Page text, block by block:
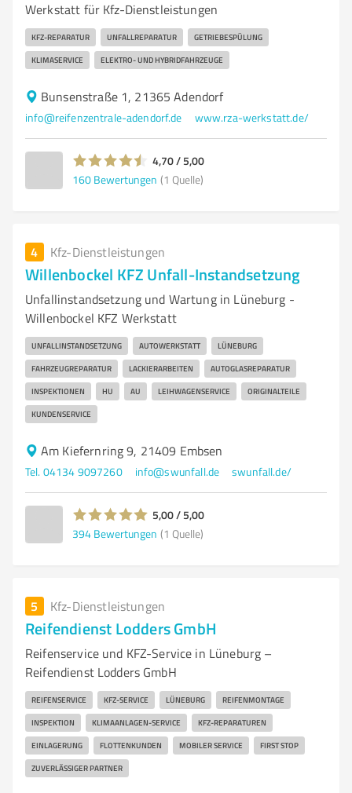
Werkstatt für Kfz-Dienstleistungen
KFZ-REPARATUR UNFALLREPARATUR GETRIEBESPÜLUNG
KLIMASERVICE ELEKTRO- UND HYBRIDFAHRZEUGE
Bunsenstraße 1, 21365 Adendorf
info@reifenzentrale-adendorf.de www.rza-werkstatt.de/
4,70 / 5,00
160 Bewertungen (1 Quelle)
4 Kfz-Dienstleistungen
Willenbockel KFZ Unfall-Instandsetzung
Unfallinstandsetzung und Wartung in Lüneburg -
Willenbockel KFZ Werkstatt
UNFALLINSTANDSETZUNG AUTOWERKSTATT LÜNEBURG
FAHRZEUGREPARATUR LACKIERARBEITEN AUTOGLASREPARATUR
INSPEKTIONEN HU AU LEIHWAGENSERVICE ORIGINALTEILE
KUNDENSERVICE
Am Kiefernring 9, 21409 Embsen
Tel. 04134 9097260 info@swunfall.de swunfall.de/
5,00 / 5,00
394 Bewertungen (1 Quelle)
5 Kfz-Dienstleistungen
Reifendienst Lodders GmbH
Reifenservice und KFZ-Service in Lüneburg –
Reifendienst Lodders GmbH
REIFENSERVICE KFZ-SERVICE LÜNEBURG REIFENMONTAGE
INSPEKTION KLIMAANLAGEN-SERVICE KFZ-REPARATUREN
EINLAGERUNG FLOTTENKUNDEN MOBILER SERVICE FIRST STOP
ZUVERLÄSSIGER PARTNER